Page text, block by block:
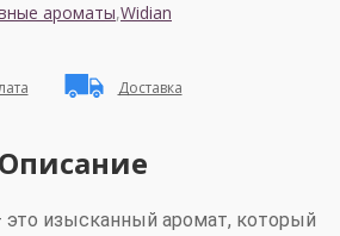
ароматы,Widian
Доставка
Описание
это изысканный аромат, который